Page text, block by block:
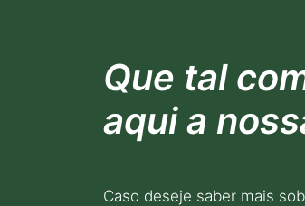
Que tal
aqui a
Caso deseje saber mais